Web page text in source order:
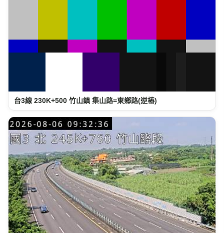
台3線 230K+500 竹山鎮 集山路=東鄉路(逆樁)